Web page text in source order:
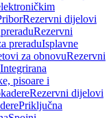
Rezervni dijelovi
Rezervni
preraduIsplavne
za obnovuRezervni
Integrirana
pisoare i
Rezervni dijelovi
Priključna